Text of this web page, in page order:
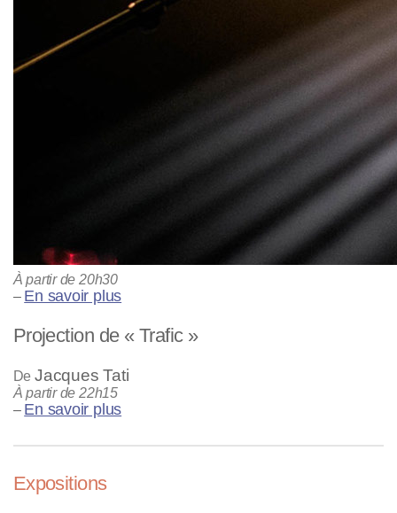
À partir de 20h30
– En savoir plus
Projection de « Trafic »
De Jacques Tati
À partir de 22h15
– En savoir plus
Expositions